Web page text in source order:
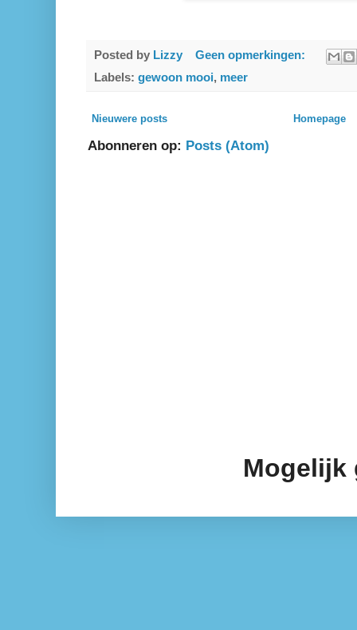
Posted by Lizzy
Geen opmerkingen:
Labels: gewoon mooi, meer
Nieuwere posts Homepage
Abonneren op: Posts (Atom)
Mogelijk